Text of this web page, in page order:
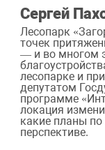
Сергей
Лесопарк
точек
— и во многом
лесопарке и
депутатом
программе
локация
какие планы
перспективе.